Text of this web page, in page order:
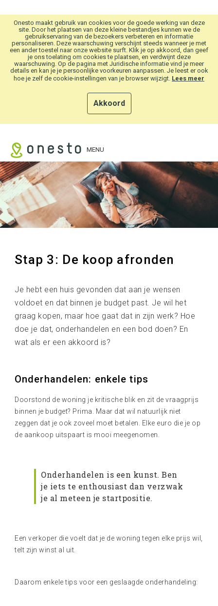
Onesto maakt gebruik van cookies voor de goede werking van deze
site. Door het plaatsen van deze kleine bestandjes kunnen we de
gebruikservaring van de bezoekers verbeteren en informatie
personaliseren. Deze waarschuwing verschijnt steeds wanneer je met
een ander toestel naar onze website surft. Klik je op akkoord, dan geef
je ons toelating om cookies te plaatsen, en verdwijnt deze
waarschuwing. Op de pagina met Juridische informatie vind je meer
details en kan je je persoonlijke voorkeuren aanpassen. Je leest er ook
hoe je zelf de cookie-instellingen van je browser wijzigt. Lees meer
Akkoord
MENU
Stap 3: De koop afronden
Je hebt een huis gevonden dat aan je wensen
voldoet en dat binnen je budget past. Je wil het
graag kopen, maar hoe gaat dat in zijn werk? Hoe
doe je dat, onderhandelen en een bod doen? En
wat als er een akkoord is?
Onderhandelen: enkele tips
Doorstond de woning je kritische blik en zit de vraagprijs
binnen je budget? Prima. Maar dat wil natuurlijk niet
zeggen dat je ook zoveel moet betalen. Elke euro die je op
de aankoop uitspaart is mooi meegenomen.
Onderhandelen is een kunst. Ben
je iets te enthousiast dan verzwak
je al meteen je startpositie.
Een verkoper die voelt dat je de woning tegen elke prijs wil,
telt zijn winst al uit.
Daarom enkele tips voor een geslaagde onderhandeling: